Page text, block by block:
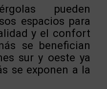
pueden
espacios para
y el confort
se benefician
sur y oeste ya
se exponen a la